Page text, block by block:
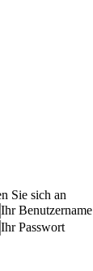
Sie sich an
Ihr Benutzername
Ihr Passwort